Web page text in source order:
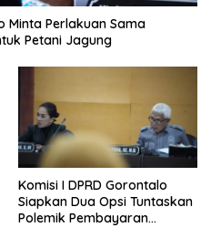
Minta Perlakuan Sama
Petani Jagung
Komisi I DPRD Gorontalo
Siapkan Dua Opsi Tuntaskan
Polemik Pembayaran